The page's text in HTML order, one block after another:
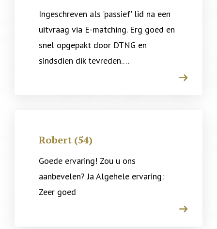
Ingeschreven als 'passief' lid na een
uitvraag via E-matching. Erg goed en
snel opgepakt door DTNG en
sindsdien dik tevreden.…
arrow
Robert (54)
Goede ervaring! Zou u ons
aanbevelen? Ja Algehele ervaring:
Zeer goed
arrow